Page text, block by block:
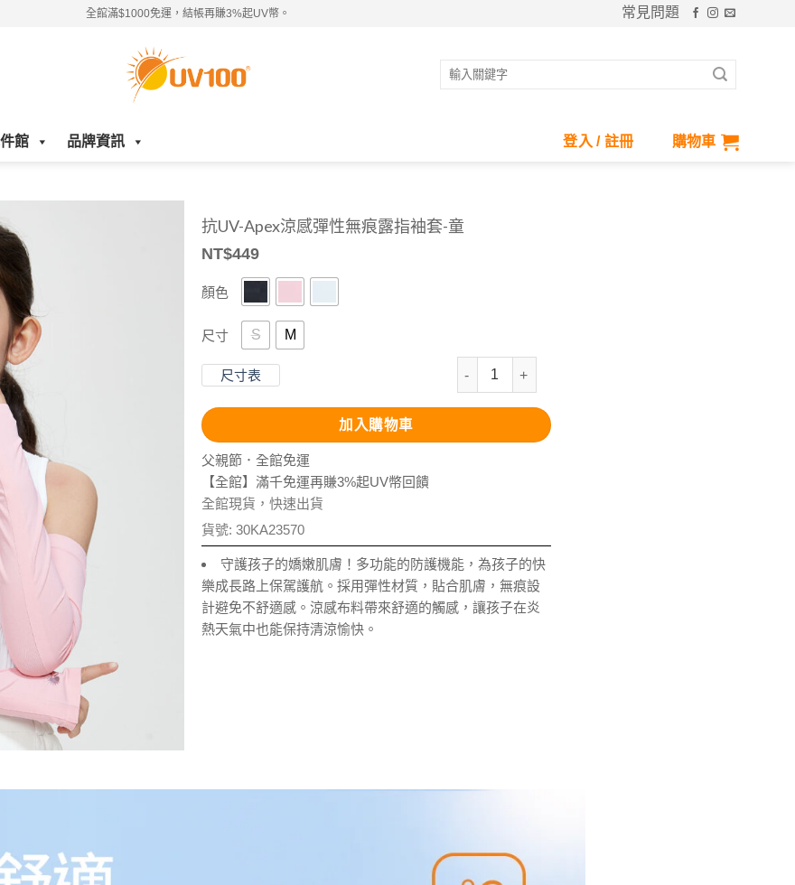
全館滿$1000免運，結帳再賺3%起UV幣。 常見問題
搜
館 品牌資訊 登入 / 註冊 購物車
抗UV-Apex涼感彈性無痕露指袖套-童
NT$449
顏色
尺寸 S M
尺寸表
抗UV-Apex涼感彈性無痕露指袖套-童 數量
加入購物車
父親節．全館免運
【全館】滿千免運再賺3%起UV幣回饋
全館現貨，快速出貨
貨號: 30KA23570
守護孩子的嬌嫩肌膚！多功能的防護機能，為孩子的快
樂成長路上保駕護航。採用彈性材質，貼合肌膚，無痕設
計避免不舒適感。涼感布料帶來舒適的觸感，讓孩子在炎
熱天氣中也能保持清涼愉快。